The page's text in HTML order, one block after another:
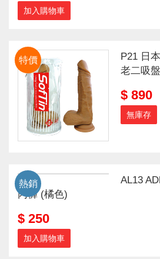
加入購物車
P21 日
老二吸
$ 890
無庫存
特價
AL13
內褲 (橘色)
$ 250
加入購物車
熱銷